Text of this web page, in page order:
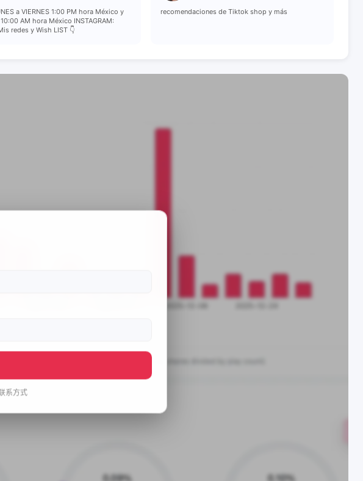
a VIERNES 1:00 PM hora México y
10:00 AM hora México INSTAGRAM:
redes y Wish LIST 👇
recomendaciones de Tiktok shop y más
系方式